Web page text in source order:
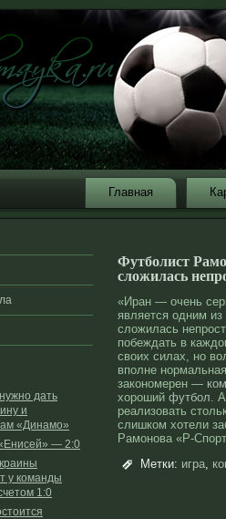
Главная
дать
и
«Динамо»
— 2:0
у команды
1:0
Футболист
сложилась
«Иран — очень
является одним
сложилась
побеждать в
своих силах, но
вполне
закономерен —
хороший футбол.
реализовать
слишком хотели
Рамонова «Р-
Метки: игра,